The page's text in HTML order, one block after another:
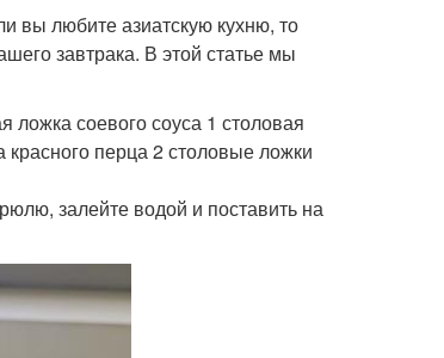
вы любите азиатскую кухню, то
завтрака. В этой статье мы
ложка соевого соуса 1 столовая
перца 2 столовые ложки
залейте водой и поставить на